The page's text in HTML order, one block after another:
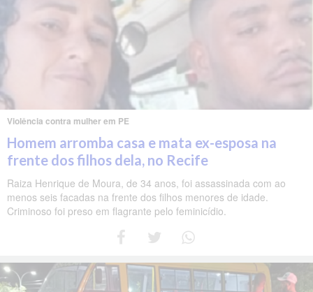
Violência contra mulher em PE
Homem arromba casa e mata ex-esposa na
frente dos filhos dela, no Recife
Raiza Henrique de Moura, de 34 anos, foi assassinada com ao
menos seis facadas na frente dos filhos menores de idade.
Criminoso foi preso em flagrante pelo feminicídio.